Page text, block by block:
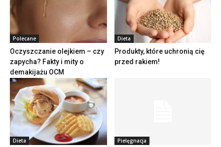
Polecane
Oczyszczanie olejkiem – czy
zapycha? Fakty i mity o
demakijażu OCM
Dieta
Produkty, które uchronią cię
przed rakiem!
Dieta Pielęgnacja